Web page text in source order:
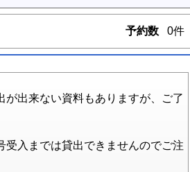
予約数 0件
出来ない資料もありますが、ご了
入までは貸出できませんのでご注